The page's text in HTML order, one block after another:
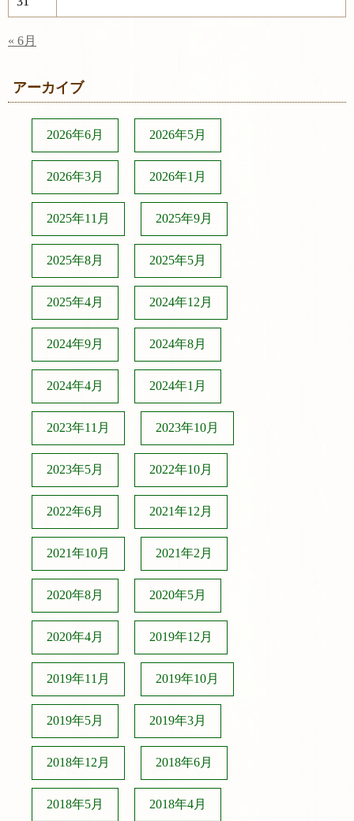
« 6月
アーカイブ
2026年6月 2026年5月
2026年3月 2026年1月
2025年11月 2025年9月
2025年8月 2025年5月
2025年4月 2024年12月
2024年9月 2024年8月
2024年4月 2024年1月
2023年11月 2023年10月
2023年5月 2022年10月
2022年6月 2021年12月
2021年10月 2021年2月
2020年8月 2020年5月
2020年4月 2019年12月
2019年11月 2019年10月
2019年5月 2019年3月
2018年12月 2018年6月
2018年5月 2018年4月